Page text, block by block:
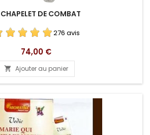
CHAPELET DE COMBAT
276 avis
Prix
74,00 €
 Ajouter au panier